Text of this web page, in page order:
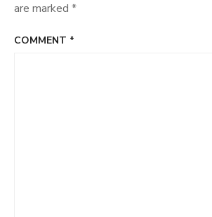
are marked *
COMMENT *